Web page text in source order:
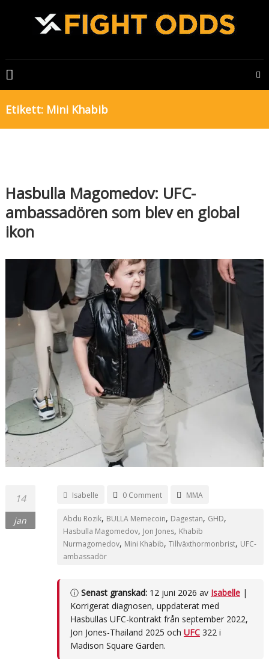
FIGHTODDS
UFC
MMA
tips,
Etikett: Mini Khabib
Hasbulla Magomedov: UFC-
ambassadören som blev en global
ikon
14
jan
Isabelle 0 Comment MMA
Abdu Rozik, BULLA Memecoin, Dagestan, GHD,
Hasbulla Magomedov, Jon Jones, Khabib
Nurmagomedov, Mini Khabib, Tillväxthormonbrist, UFC-
ambassadör
ⓘ Senast granskad:12 juni 2026 av Isabelle|
Korrigerat diagnosen, uppdaterat med
Hasbullas UFC-kontrakt från september 2022,
Jon Jones-Thailand 2025 och UFC322 i
Madison Square Garden.